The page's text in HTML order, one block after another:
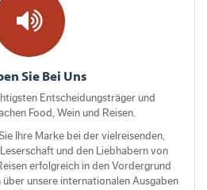
Sie Bei Uns
Entscheidungsträger und
Food, Wein und Reisen.
Ihre Marke bei der vielreisenden,
und den Liebhabern von
erfolgreich in den Vordergrund
unsere internationalen Ausgaben